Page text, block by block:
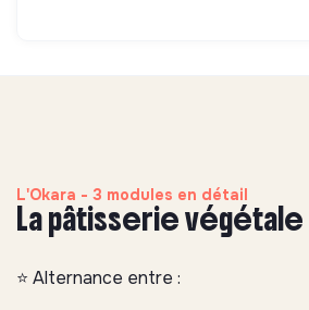
L'Okara - 3 modules en détail
La pâtisserie végétale
⭐️ Alternance entre :